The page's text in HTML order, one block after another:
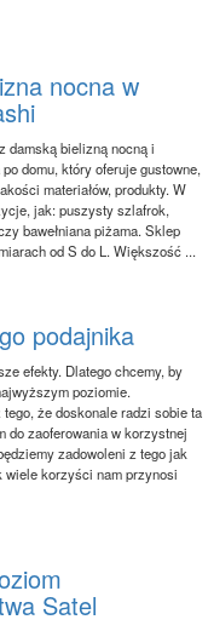
nocna w
damską bielizną nocną i
domu, który oferuje gustowne,
materiałów, produkty. W
jak: puszysty szlafrok,
bawełniana piżama. Sklep
od S do L. Większość ...
podajnika
efekty. Dlatego chcemy, by
poziomie.
że doskonale radzi sobie ta
do zaoferowania w korzystnej
zadowoleni z tego jak
wiele korzyści nam przynosi
Satel